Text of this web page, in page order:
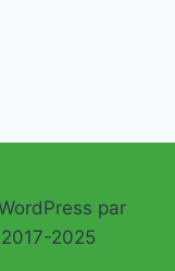
par
2025